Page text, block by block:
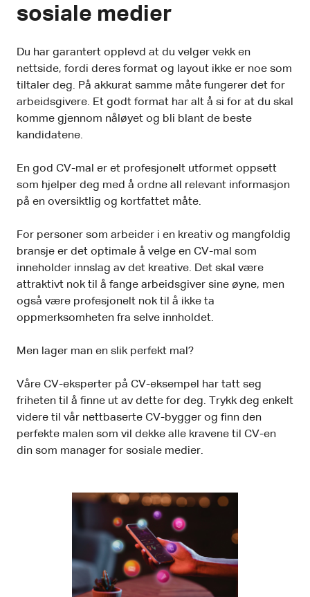
sosiale medier
Du har garantert opplevd at du velger vekk en
nettside, fordi deres format og layout ikke er noe som
tiltaler deg. På akkurat samme måte fungerer det for
arbeidsgivere. Et godt format har alt å si for at du skal
komme gjennom nåløyet og bli blant de beste
kandidatene.
En god CV-mal er et profesjonelt utformet oppsett
som hjelper deg med å ordne all relevant informasjon
på en oversiktlig og kortfattet måte.
For personer som arbeider i en kreativ og mangfoldig
bransje er det optimale å velge en CV-mal som
inneholder innslag av det kreative. Det skal være
attraktivt nok til å fange arbeidsgiver sine øyne, men
også være profesjonelt nok til å ikke ta
oppmerksomheten fra selve innholdet.
Men lager man en slik perfekt mal?
Våre CV-eksperter på CV-eksempel har tatt seg
friheten til å finne ut av dette for deg. Trykk deg enkelt
videre til vår nettbaserte CV-bygger og finn den
perfekte malen som vil dekke alle kravene til CV-en
din som manager for sosiale medier.